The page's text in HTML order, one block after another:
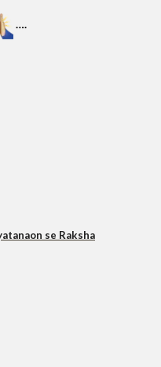
….
se Raksha